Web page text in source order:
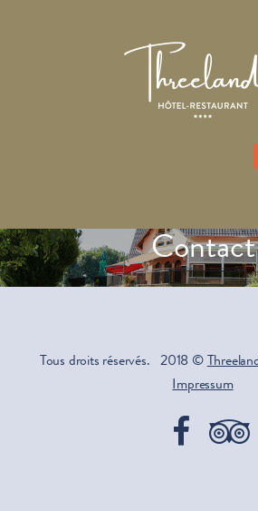
Contact
Tous droits réservés. 2018 ©
Impressum